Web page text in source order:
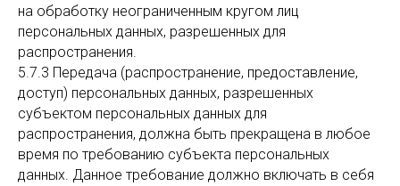
на обработку неограниченным кругом лиц
персональных данных, разрешенных для
распространения.
5.7.3 Передача (распространение, предоставление,
доступ) персональных данных, разрешенных
субъектом персональных данных для
распространения, должна быть прекращена в любое
время по требованию субъекта персональных
данных. Данное требование должно включать в себя